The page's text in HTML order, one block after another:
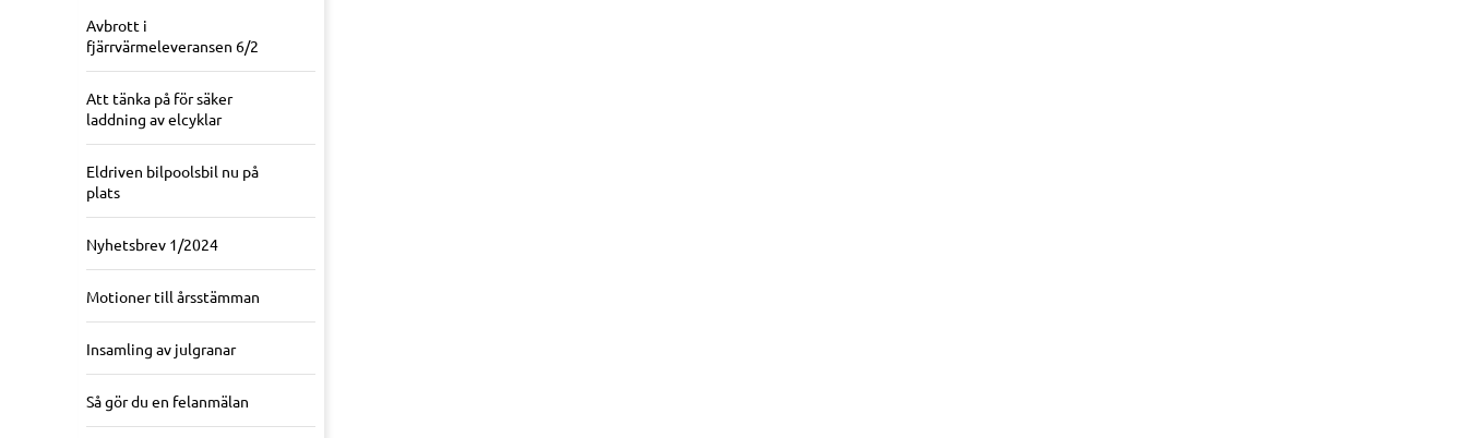
Avbrott i
fjärrvärmeleveransen 6/2
Att tänka på för säker
laddning av elcyklar
Eldriven bilpoolsbil nu på
plats
Nyhetsbrev 1/2024
Motioner till årsstämman
Insamling av julgranar
Så gör du en felanmälan